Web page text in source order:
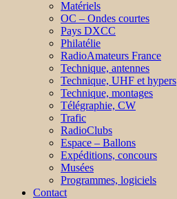
Matériels
OC – Ondes courtes
Pays DXCC
Philatélie
RadioAmateurs France
Technique, antennes
Technique, UHF et hypers
Technique, montages
Télégraphie, CW
Trafic
RadioClubs
Espace – Ballons
Expéditions, concours
Musées
Programmes, logiciels
Contact